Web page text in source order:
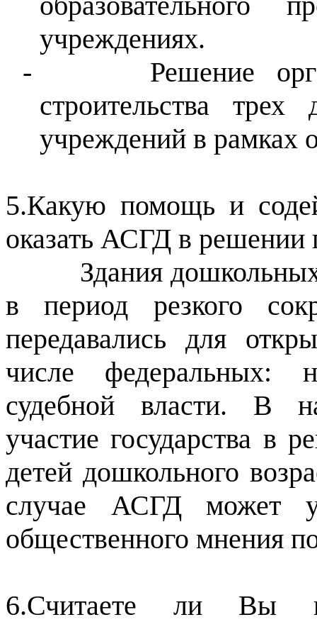
учреждениях.
-
Решение
строительства трех
учреждений в рамках
5.Какую помощь и
оказать АСГД в решении
Здания дошкольных
в период резкого
передавались для
числе федеральных:
судебной власти. В
участие государства в
детей дошкольного
случае АСГД может
общественного мнения
6.Считаете ли Вы